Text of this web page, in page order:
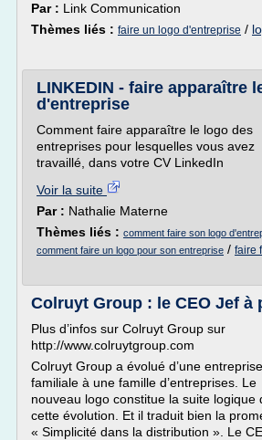
Par : Link Communication
Thèmes liés : faire un logo d'entreprise /
LINKEDIN - faire apparaître
d'entreprise
Comment faire apparaître le logo des
entreprises pour lesquelles vous avez
travaillé, dans votre CV LinkedIn
Voir la suite
Par : Nathalie Materne
Thèmes liés : comment faire son logo
comment faire un logo pour son entreprise / faire
Colruyt Group : le CEO Jef à
Plus d’infos sur Colruyt Group sur
http://www.colruytgroup.com
Colruyt Group a évolué d’une entreprise
familiale à une famille d’entreprises. Le
nouveau logo constitue la suite logique
cette évolution. Et il traduit bien la
« Simplicité dans la distribution ». Le